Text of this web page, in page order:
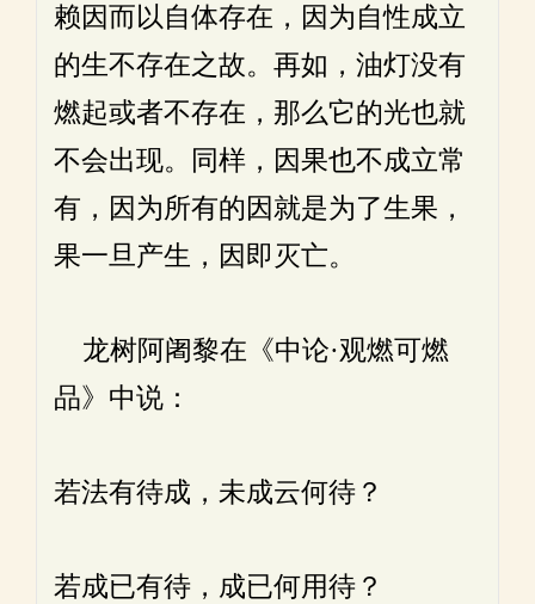
赖因而以自体存在，因为自性成立
的生不存在之故。再如，油灯没有
燃起或者不存在，那么它的光也就
不会出现。同样，因果也不成立常
有，因为所有的因就是为了生果，
果一旦产生，因即灭亡。
龙树阿阇黎在《中论·观燃可燃
品》中说：
若法有待成，未成云何待？
若成已有待，成已何用待？